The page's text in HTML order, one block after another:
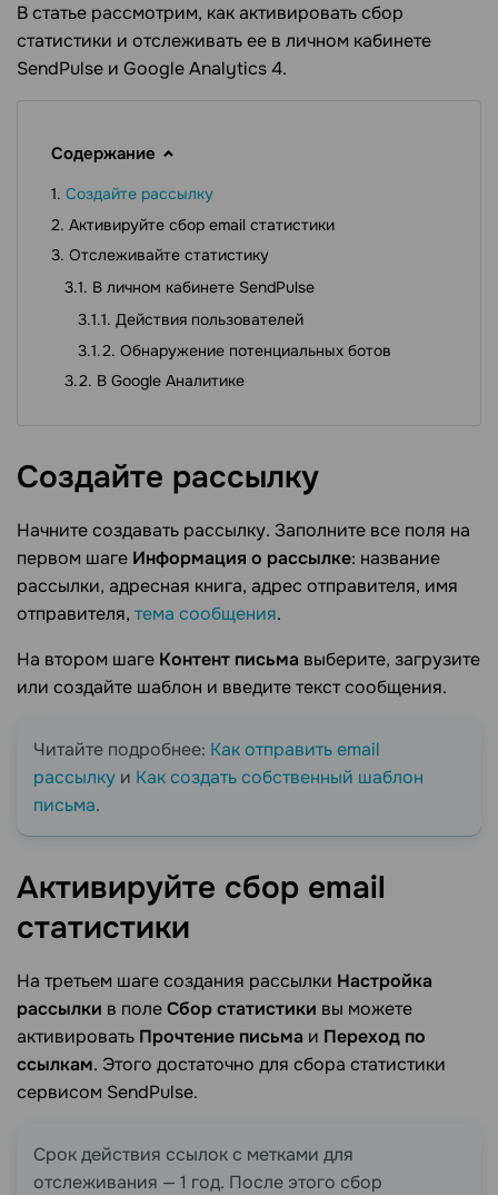
В статье рассмотрим, как активировать сбор
статистики и отслеживать ее в личном кабинете
SendPulse и Google Analytics 4.
Содержание
Создайте рассылку
Активируйте сбор email статистики
Отслеживайте статистику
В личном кабинете SendPulse
Действия пользователей
Обнаружение потенциальных ботов
В Google Аналитике
Создайте рассылку
Начните создавать рассылку. Заполните все поля на
первом шаге Информация о рассылке: название
рассылки, адресная книга, адрес отправителя, имя
отправителя, тема сообщения.
На втором шаге Контент письма выберите, загрузите
или создайте шаблон и введите текст сообщения.
Читайте подробнее: Как отправить email
рассылку и Как создать собственный шаблон
письма.
Активируйте сбор email
статистики
На третьем шаге создания рассылки Настройка
рассылки в полеСбор статистики вы можете
активировать Прочтение письма и Переход по
ссылкам. Этого достаточно для сбора статистики
сервисом SendPulse.
Срок действия ссылок с метками для
отслеживания — 1 год. После этого сбор